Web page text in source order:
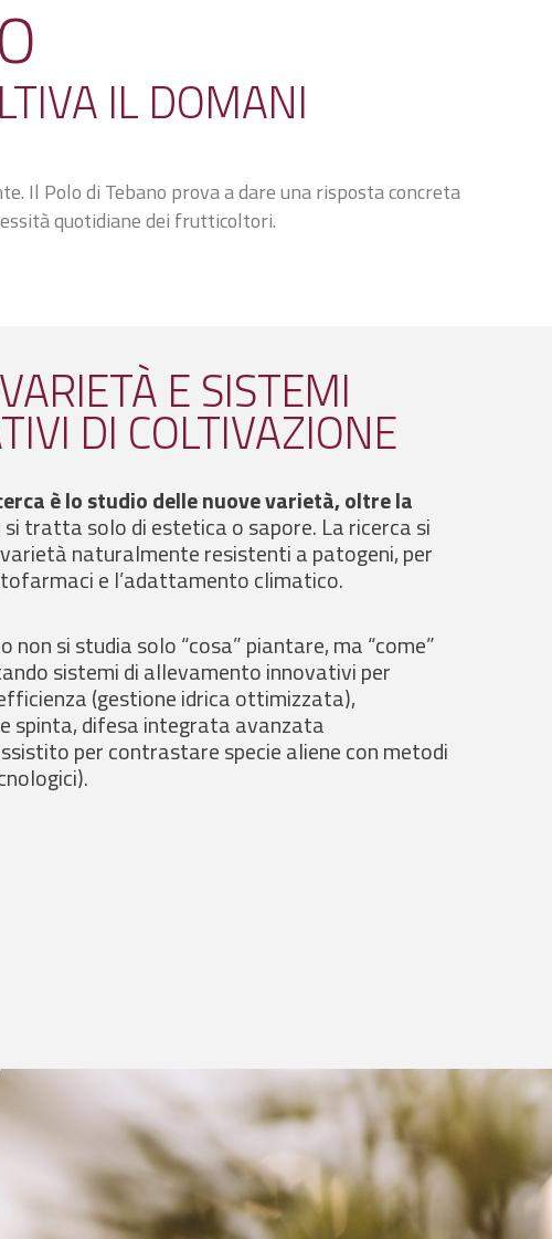
IL DOMANI
Il Polo di Tebano prova a dare una risposta concreta
quotidiane dei frutticoltori.
E SISTEMI
DI COLTIVAZIONE
è lo studio delle nuove varietà, oltre la
si tratta solo di estetica o sapore. La ricerca si
naturalmente resistenti a patogeni, per
e l’adattamento climatico.
non si studia solo “cosa” piantare, ma “come”
sistemi di allevamento innovativi per
(gestione idrica ottimizzata),
spinta, difesa integrata avanzata
per contrastare specie aliene con metodi